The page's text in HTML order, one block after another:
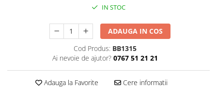
IN STOC
ADAUGA IN COS
Cod Produs: BB1315
Ai nevoie de ajutor? 0767 51 21 21
Adauga la Favorite Cere informatii